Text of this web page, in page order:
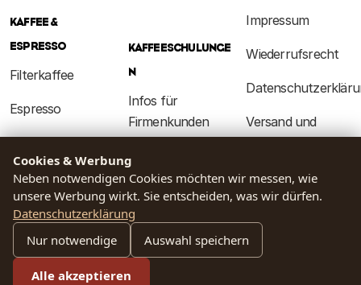
KAFFEE &
ESPRESSO
Filterkaffee
Espresso
Sortenreine
Kaffees
Entkoffeinierte
Kaffees
Bio Kaffee
KAFFEESCHULUNGE
N
Infos für
Firmenkunden
Kaffee
Schulungen
UNTERNEHMEN
Über uns
Impressum
Wiederrufsrecht
Versand und
Lieferung
Allgemeine
CONTACT US
Cookies & Werbung
Neben notwendigen Cookies möchten wir messen, wie
unsere Werbung wirkt. Sie entscheiden, was wir dürfen.
Datenschutzerklärung
Nur notwendige
Auswahl speichern
Alle akzeptieren